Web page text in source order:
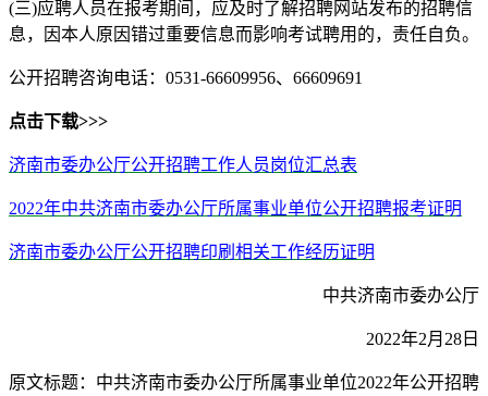
(三)应聘人员在报考期间，应及时了解招聘网站发布的招聘信
息，因本人原因错过重要信息而影响考试聘用的，责任自负。
公开招聘咨询电话：0531-66609956、66609691
点击下载>>>
济南市委办公厅公开招聘工作人员岗位汇总表
2022年中共济南市委办公厅所属事业单位公开招聘报考证明
济南市委办公厅公开招聘印刷相关工作经历证明
中共济南市委办公厅
2022年2月28日
原文标题：中共济南市委办公厅所属事业单位2022年公开招聘